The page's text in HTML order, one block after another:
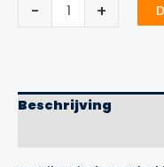
-
Pitch
voetbal
+
Beschrijving